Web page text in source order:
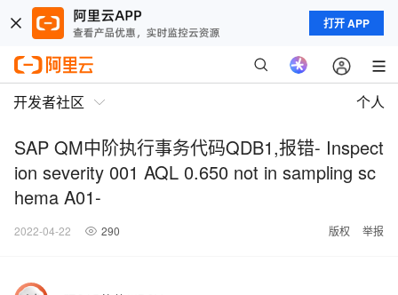
打开 APP
开发者社区 个人
SAP QM中阶执行事务代码QDB1,报错- Inspect
ion severity 001 AQL 0.650 not in sampling sc
hema A01-
2022-04-22 290 版权 举报